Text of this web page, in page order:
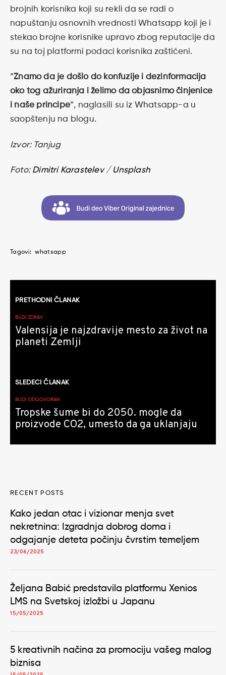
brojnih korisnika koji su rekli da se radi o
napuštanju osnovnih vrednosti Whatsapp koji je i
stekao brojne korisnike upravo zbog reputacije da
su na toj platformi podaci korisnika zaštićeni.
“Znamo da je došlo do konfuzije i dezinformacija
oko tog ažuriranja i želimo da objasnimo činjenice
i naše principe“, naglasili su iz Whatsapp-a u
saopštenju na blogu.
Izvor: Tanjug
Foto: Dimitri Karastelev/ Unsplash
Tagovi: whatsapp
članaka
PRETHODNI ČLANAK
BUDI ZDRAV
Valensija je najzdravije mesto za život na
planeti Zemlji
SLEDEĆI ČLANAK
BUDI ODGOVORAN
Tropske šume bi do 2050. mogle da
proizvode CO2, umesto da ga uklanjaju
RECENT POSTS
Kako jedan otac i vizionar menja svet
nekretnina: Izgradnja dobrog doma i
odgajanje deteta počinju čvrstim temeljem
23/06/2025
Željana Babić predstavila platformu Xenios
LMS na Svetskoj izložbi u Japanu
15/05/2025
5 kreativnih načina za promociju vašeg malog
biznisa